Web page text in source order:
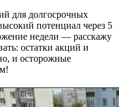
для долгосрочных
потенциал через 5
недели — расскажу
остатки акций и
и осторожные